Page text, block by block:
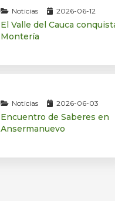
Noticias 2026-06-12
El Valle del Cauca
Montería
Noticias 2026-06-03
Encuentro de Saberes en
Ansermanuevo